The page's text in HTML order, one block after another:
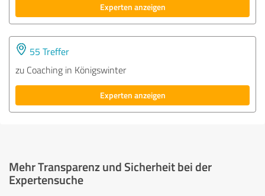
Experten anzeigen
55 Treffer
zu Coaching in Königswinter
Experten anzeigen
Mehr Transparenz und Sicherheit bei der
Expertensuche